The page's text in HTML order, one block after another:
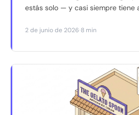
estás solo — y casi siempre tiene
y la solución paso a paso para
2 de junio de 2026·8 min